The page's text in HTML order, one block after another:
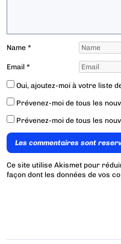
Name*
Email*
Oui, ajoutez-moi à votre liste
Prévenez-moi de tous les
Prévenez-moi de tous les
Les commentaires sont
Ce site utilise Akismet pour
façon dont les données de vos